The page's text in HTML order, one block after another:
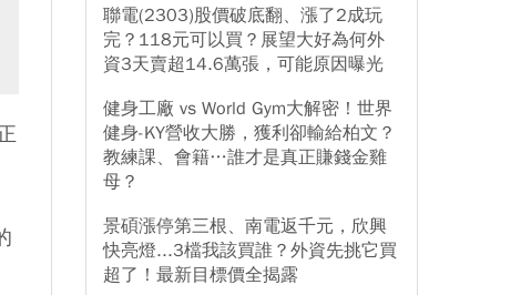
聯電(2303)股價破底翻、漲了2成玩
完？118元可以買？展望大好為何外
資3天賣超14.6萬張，可能原因曝光
健身工廠 vs World Gym大解密！世界
健身-KY營收大勝，獲利卻輸給柏文？
教練課、會籍…誰才是真正賺錢金雞
母？
景碩漲停第三根、南電返千元，欣興
快亮燈...3檔我該買誰？外資先挑它買
超了！最新目標價全揭露